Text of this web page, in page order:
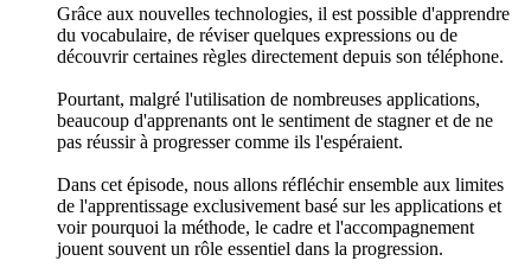
Grâce aux nouvelles technologies, il est possible d'apprendre
du vocabulaire, de réviser quelques expressions ou de
découvrir certaines règles directement depuis son téléphone.
Pourtant, malgré l'utilisation de nombreuses applications,
beaucoup d'apprenants ont le sentiment de stagner et de ne
pas réussir à progresser comme ils l'espéraient.
Dans cet épisode, nous allons réfléchir ensemble aux limites
de l'apprentissage exclusivement basé sur les applications et
voir pourquoi la méthode, le cadre et l'accompagnement
jouent souvent un rôle essentiel dans la progression.